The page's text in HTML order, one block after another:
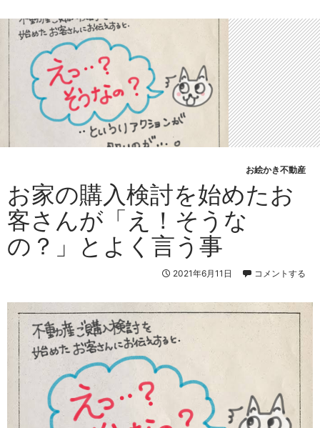
お絵かき不動産
お家の購入検討を始めたお
客さんが「え！そうな
の？」とよく言う事
2021年6月11日 コメントする